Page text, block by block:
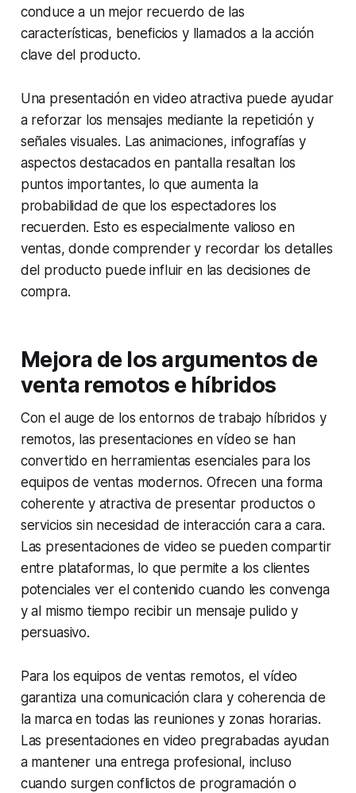
conduce a un mejor recuerdo de las
características, beneficios y llamados a la acción
clave del producto.
Una presentación en video atractiva puede ayudar
a reforzar los mensajes mediante la repetición y
señales visuales. Las animaciones, infografías y
aspectos destacados en pantalla resaltan los
puntos importantes, lo que aumenta la
probabilidad de que los espectadores los
recuerden. Esto es especialmente valioso en
ventas, donde comprender y recordar los detalles
del producto puede influir en las decisiones de
compra.
Mejora de los argumentos de
venta remotos e híbridos
Con el auge de los entornos de trabajo híbridos y
remotos, las presentaciones en vídeo se han
convertido en herramientas esenciales para los
equipos de ventas modernos. Ofrecen una forma
coherente y atractiva de presentar productos o
servicios sin necesidad de interacción cara a cara.
Las presentaciones de video se pueden compartir
entre plataformas, lo que permite a los clientes
potenciales ver el contenido cuando les convenga
y al mismo tiempo recibir un mensaje pulido y
persuasivo.
Para los equipos de ventas remotos, el vídeo
garantiza una comunicación clara y coherencia de
la marca en todas las reuniones y zonas horarias.
Las presentaciones en video pregrabadas ayudan
a mantener una entrega profesional, incluso
cuando surgen conflictos de programación o